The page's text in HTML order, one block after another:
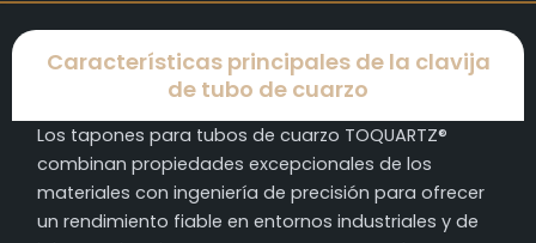
Características principales de la clavija
de tubo de cuarzo
Los tapones para tubos de cuarzo TOQUARTZ®
combinan propiedades excepcionales de los
materiales con ingeniería de precisión para ofrecer
un rendimiento fiable en entornos industriales y de